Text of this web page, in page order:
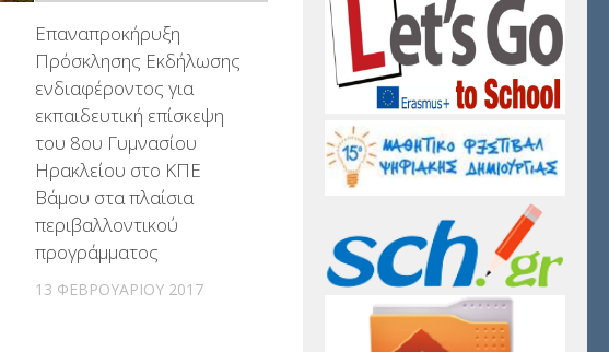
Επαναπροκήρυξη
Πρόσκλησης Εκδήλωσης
ενδιαφέροντος για
εκπαιδευτική επίσκεψη
του 8ου Γυμνασίου
Ηρακλείου στο ΚΠΕ
Βάμου στα πλαίσια
περιβαλλοντικού
προγράμματος
13 ΦΕΒΡΟΥΑΡΊΟΥ 2017